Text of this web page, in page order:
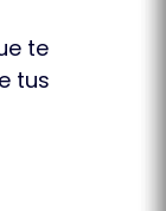
te
tus